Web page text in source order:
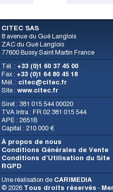
CITEC SAS
8 avenue du Gué Langlois
ZAC du Gué Langlois
77600 Bussy Saint Martin France
Tél. : +33 (0)1 60 37 45 00
Fax : +33 (0)1 64 80 45 18
Mél. : citec@citec.fr
Site : www.citec.fr
Siret : 381 015 544 00020
TVA Intra : FR 02 381 015 544
APE : 2651B
Capital : 210 000 €
À propos de nous
Conditions Générales de Vente
Conditions d’Utilisation du Site
RGPD
Une réalisation de CARIMEDIA
© 2026 Tous droits réservés -